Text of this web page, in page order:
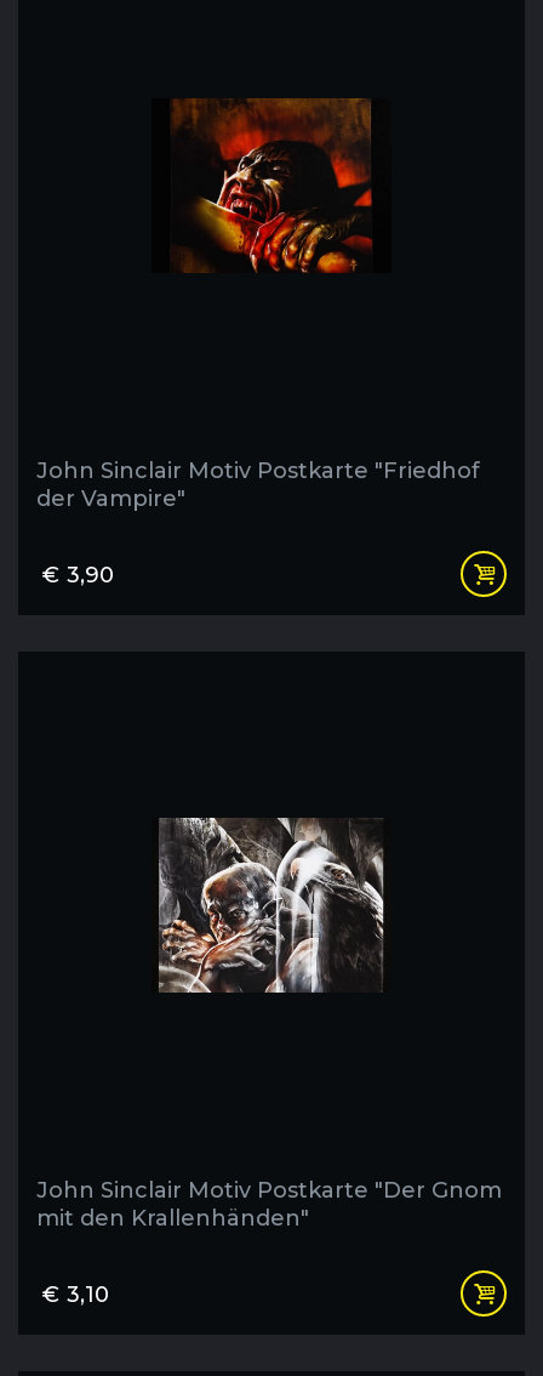
John Sinclair Motiv Postkarte "Friedhof
der Vampire"
€ 3,90
John Sinclair Motiv Postkarte "Der Gnom
mit den Krallenhänden"
€ 3,10